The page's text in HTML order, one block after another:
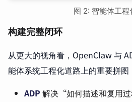
图 2: 智能体工程
构建完整闭环
从更大的视角看，OpenClaw 与
能体系统工程化道路上的重要拼图
ADP 解决“如何描述和复用过